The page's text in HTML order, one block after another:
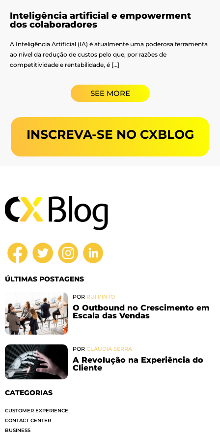
Inteligência artificial e empowerment
dos colaboradores
A Inteligência Artificial (IA) é atualmente uma poderosa ferramenta
ao nível da redução de custos pelo que, por razões de
competitividade e rentabilidade, é […]
SEE MORE
INSCREVA-SE NO CXBLOG
ÚLTIMAS POSTAGENS
POR RUI PINTO
O Outbound no Crescimento em
Escala das Vendas
POR CLÁUDIA SERRA
A Revolução na Experiência do
Cliente
CATEGORIAS
CUSTOMER EXPERIENCE
CONTACT CENTER
BUSINESS